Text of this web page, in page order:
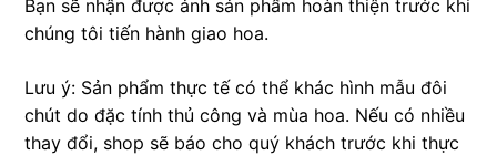
Bạn sẽ nhận được ảnh sản phẩm hoàn thiện trước khi
chúng tôi tiến hành giao hoa.
Lưu ý: Sản phẩm thực tế có thể khác hình mẫu đôi
chút do đặc tính thủ công và mùa hoa. Nếu có nhiều
thay đổi, shop sẽ báo cho quý khách trước khi thực